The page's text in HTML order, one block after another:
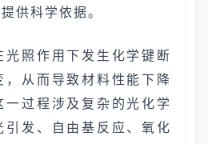
供科学依据。
照作用下发生化学键断
从而导致材料性能下降
一过程涉及复杂的光化学
引发、自由基反应、氧化